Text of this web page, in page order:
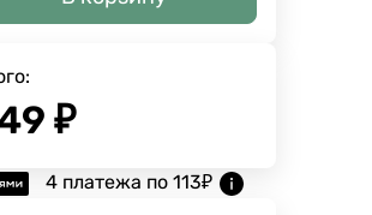
₽
4 платежа по113₽